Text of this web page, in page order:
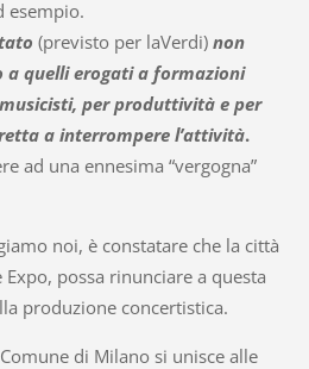
esempio.
(previsto per laVerdi) non
quelli erogati a formazioni
per produttività e per
a interrompere l’attività.
ad una ennesima “vergogna”
noi, è constatare che la città
possa rinunciare a questa
produzione concertistica.
di Milano si unisce alle